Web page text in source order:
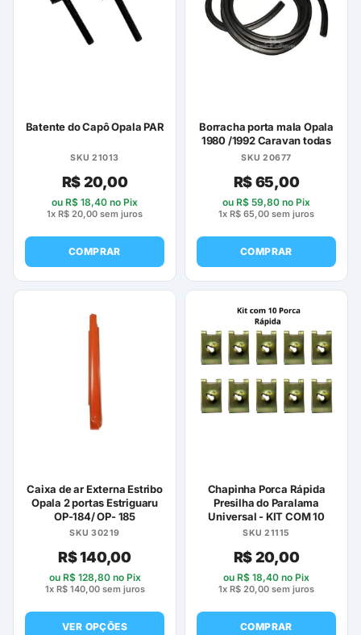
As
opções
podem
página
do
produto
Batente do Capô Opala PAR
SKU 21013
R$20,00
ou R$ 18,40 no Pix
1x R$ 20,00 sem juros
COMPRAR
Borracha porta mala Opala
1980 /1992 Caravan todas
SKU 20677
R$65,00
ou R$ 59,80 no Pix
1x R$ 65,00 sem juros
COMPRAR
Caixa de ar Externa Estribo
Opala 2 portas Estriguaru
OP-184/ OP- 185
SKU 30219
R$140,00
ou R$128,80no Pix
1x R$140,00sem juros
VER OPÇÕES
Chapinha Porca Rápida
Presilha do Paralama
Universal - KIT COM 10
SKU 21115
R$20,00
ou R$ 18,40 no Pix
1x R$ 20,00 sem juros
COMPRAR